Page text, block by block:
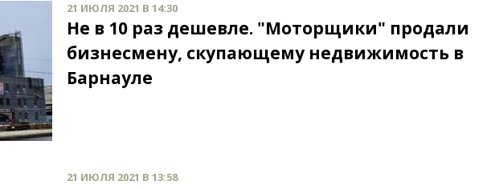
21 ИЮЛЯ 2021 В 14:30
Не в 10 раз дешевле. "Моторщики" продали
бизнесмену, скупающему недвижимость в
Барнауле
21 ИЮЛЯ 2021 В 13:58